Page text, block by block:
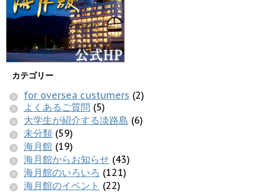
カテゴリー
for oversea custumers (2)
よくあるご質問 (5)
大学生が紹介する淡路島 (6)
未分類 (59)
海月館 (19)
海月館からお知らせ (43)
海月館のいろいろ (121)
海月館のイベント (22)